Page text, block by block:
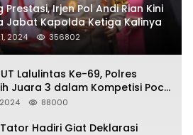
Prestasi, Irjen Pol Andi Rian Kini
Jabat Kapolda Ketiga Kalinya
2024 356802
Lalulintas Ke-69, Polres
Juara 3 dalam Kompetisi Pocil
88000
Hadiri Giat Deklarasi